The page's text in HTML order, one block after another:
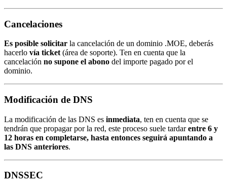
Cancelaciones
Es posible solicitar la cancelación de un dominio .MOE, deberás
hacerlo vía ticket (área de soporte). Ten en cuenta que la
cancelación no supone el abono del importe pagado por el
dominio.
Modificación de DNS
La modificación de las DNS es inmediata, ten en cuenta que se
tendrán que propagar por la red, este proceso suele tardarentre 6 y
12 horas en completarse, hasta entonces seguirá apuntando a
las DNS anteriores.
DNSSEC